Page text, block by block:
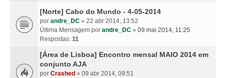
[Norte] Cabo do Mundo - 4-05-2014
por andre_DC » 22 abr 2014, 13:52
Última Mensagem por andre_DC » 09 mai 2014, 11:25
Respostas: 11
[Área de Lisboa] Encontro mensal MAIO 2014 em
conjunto AJA
por Crashed » 09 abr 2014, 09:51